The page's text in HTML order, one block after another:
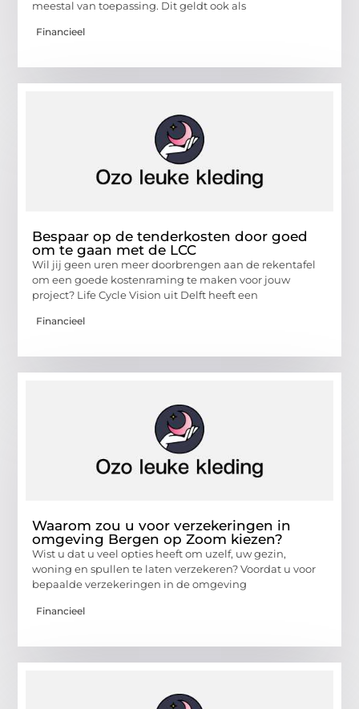
meestal van toepassing. Dit geldt ook als
Financieel
Bespaar op de tenderkosten door goed
om te gaan met de LCC
Wil jij geen uren meer doorbrengen aan de rekentafel
om een goede kostenraming te maken voor jouw
project? Life Cycle Vision uit Delft heeft een
Financieel
Waarom zou u voor verzekeringen in
omgeving Bergen op Zoom kiezen?
Wist u dat u veel opties heeft om uzelf, uw gezin,
woning en spullen te laten verzekeren? Voordat u voor
bepaalde verzekeringen in de omgeving
Financieel